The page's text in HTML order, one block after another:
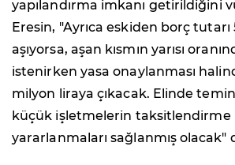
yapılandırma imkanı getirildiğini
Eresin, "Ayrıca eskiden borç tutarı
aşıyorsa, aşan kısmın yarısı
istenirken yasa onaylanması
milyon liraya çıkacak. Elinde
küçük işletmelerin taksitlendirme
yararlanmaları sağlanmış olacak"